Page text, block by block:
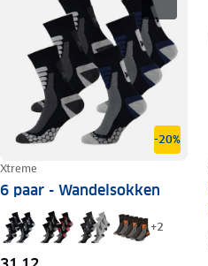
-20%
Xtreme
6 paar - Wandelsokken
+2